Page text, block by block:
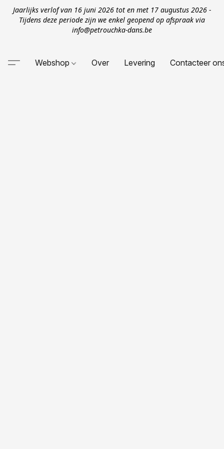
Jaarlijks verlof van 16 juni 2026 tot en met 17 augustus 2026 -
Tijdens deze periode zijn we enkel geopend op afspraak via
info@petrouchka-dans.be
Webshop Over Levering Contacteer